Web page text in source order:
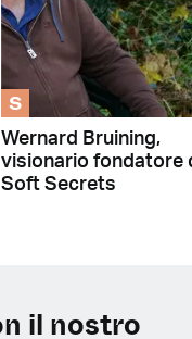
S
Wernard Bruining,
visionario fondatore
Soft Secrets
il nostro